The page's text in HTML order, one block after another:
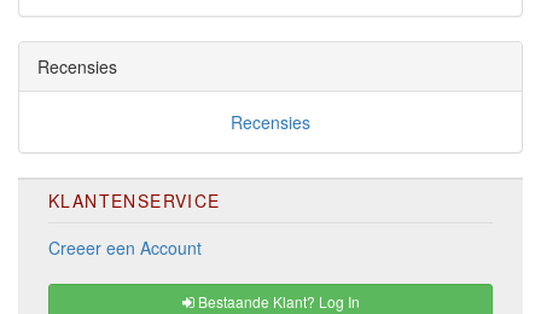
Recensies
Recensies
KLANTENSERVICE
Creeer een Account
Bestaande Klant? Log In